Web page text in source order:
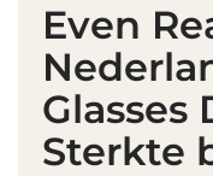
Even
Glasses
Sterkte